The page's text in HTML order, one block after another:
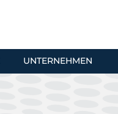
UNTERNEHMEN